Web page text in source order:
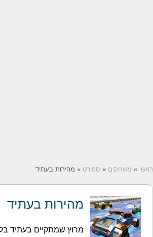
ראשי » משחקים » ספורט » מהירות בעתיד
מהירות בעתיד
מרוץ שמתקיים בעתיד